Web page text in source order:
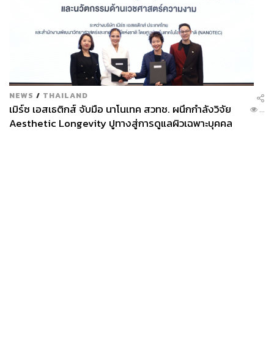
NEWS / THAILAND
เมิร์ซ เอสเธติกส์ จับมือ นาโนเทค สวทช. ผนึกกำลังวิจัย
Aesthetic Longevity ปูทางสู่การดูแลผิวเฉพาะบุคคล
...